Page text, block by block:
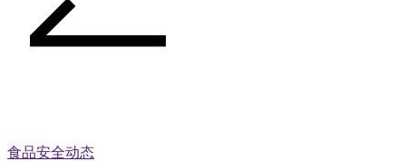
食品安全动态